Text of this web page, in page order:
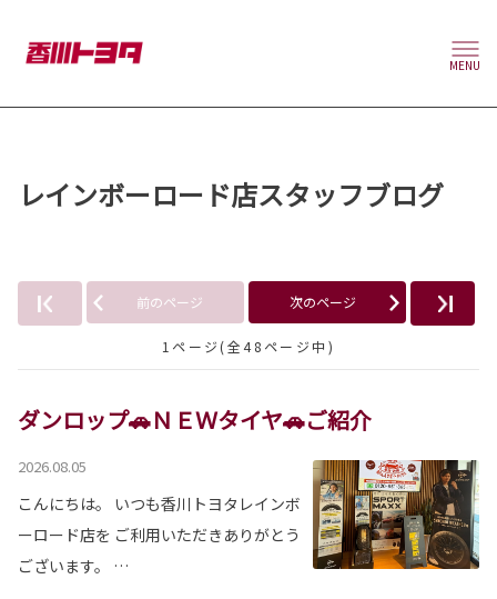
MENU
レインボーロード店スタッフブログ
前のページ 次のページ
1ページ(全48ページ中)
ダンロップ🚗ＮＥＷタイヤ🚗ご紹介
2026.08.05
こんにちは。 いつも香川トヨタレインボ
ーロード店を ご利用いただきありがとう
ございます。 …